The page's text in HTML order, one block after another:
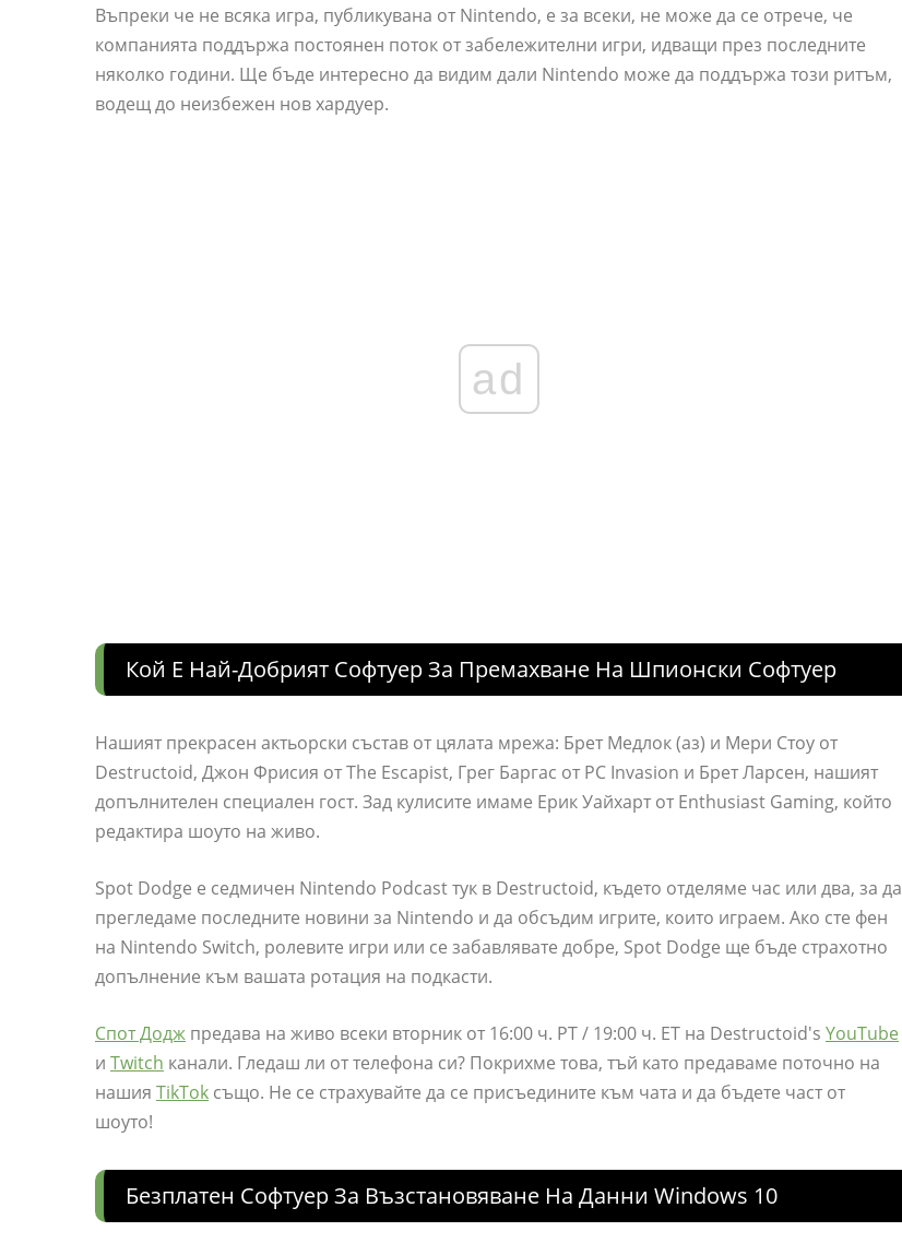
Въпреки че не всяка игра, публикувана от Nintendo, е за всеки, не може да се отрече, че
компанията поддържа постоянен поток от забележителни игри, идващи през последните
няколко години. Ще бъде интересно да видим дали Nintendo може да поддържа този ритъм,
водещ до неизбежен нов хардуер.
ad
Кой Е Най-Добрият Софтуер За Премахване На Шпионски Софтуер
Нашият прекрасен актьорски състав от цялата мрежа: Брет Медлок (аз) и Мери Стоу от
Destructoid, Джон Фрисия от The Escapist, Грег Баргас от PC Invasion и Брет Ларсен, нашият
допълнителен специален гост. Зад кулисите имаме Ерик Уайхарт от Enthusiast Gaming, който
редактира шоуто на живо.
Spot Dodge е седмичен Nintendo Podcast тук в Destructoid, където отделяме час или два, за да
прегледаме последните новини за Nintendo и да обсъдим игрите, които играем. Ако сте фен
на Nintendo Switch, ролевите игри или се забавлявате добре, Spot Dodge ще бъде страхотно
допълнение към вашата ротация на подкасти.
Спот Додж предава на живо всеки вторник от 16:00 ч. PT / 19:00 ч. ET на Destructoid's YouTube
и Twitch канали. Гледаш ли от телефона си? Покрихме това, тъй като предаваме поточно на
нашия TikTok също. Не се страхувайте да се присъедините към чата и да бъдете част от
шоуто!
Безплатен Софтуер За Възстановяване На Данни Windows 10